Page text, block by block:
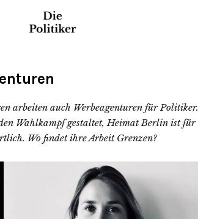
arbeiten auch Werbeagenturen für Politiker.
Wahlkampf gestaltet, Heimat Berlin ist für
Wo findet ihre Arbeit Grenzen?